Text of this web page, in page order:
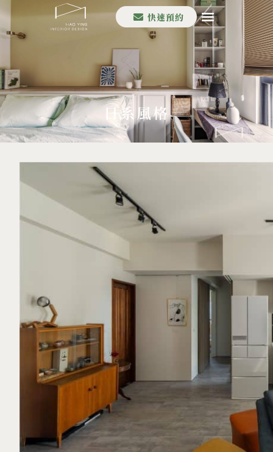
快速預約 填寫表單
日系風格